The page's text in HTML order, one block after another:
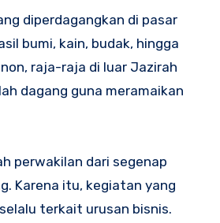
diperdagangkan di pasar
bumi, kain, budak, hingga
raja-raja di luar Jazirah
dagang guna meramaikan
perwakilan dari segenap
Karena itu, kegiatan yang
terkait urusan bisnis.